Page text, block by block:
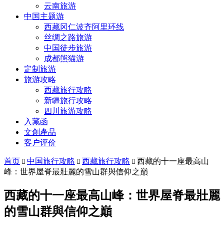
云南旅游
中国主题游
西藏冈仁波齐阿里环线
丝绸之路旅游
中国徒步旅游
成都熊猫游
定制旅游
旅游攻略
西藏旅行攻略
新疆旅行攻略
四川旅游攻略
入藏函
文創產品
客户评价
首页  中国旅行攻略  西藏旅行攻略  西藏的十一座最高山
峰：世界屋脊最壯麗的雪山群與信仰之巔
西藏的十一座最高山峰：世界屋脊最壯麗
的雪山群與信仰之巔